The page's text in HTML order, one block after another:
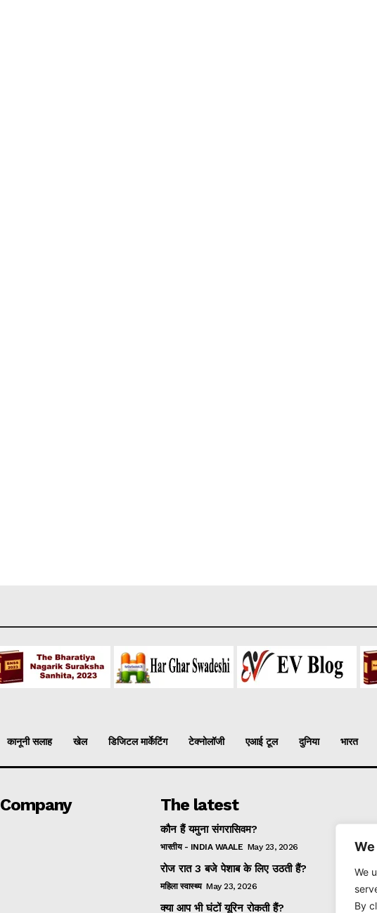
We
By
कानूनी सलाह खेल डिजिटल मार्केटिंग टेक्नोलॉजी एआई टूल दुनिया भारत
Company The latest
कौन हैं यमुना संगरासिवम?
भारतीय - INDIA WAALE May 23, 2026
रोज रात 3 बजे पेशाब के लिए उठती हैं?
महिला स्वास्थ्य May 23, 2026
क्या आप भी घंटों यूरिन रोकती हैं?